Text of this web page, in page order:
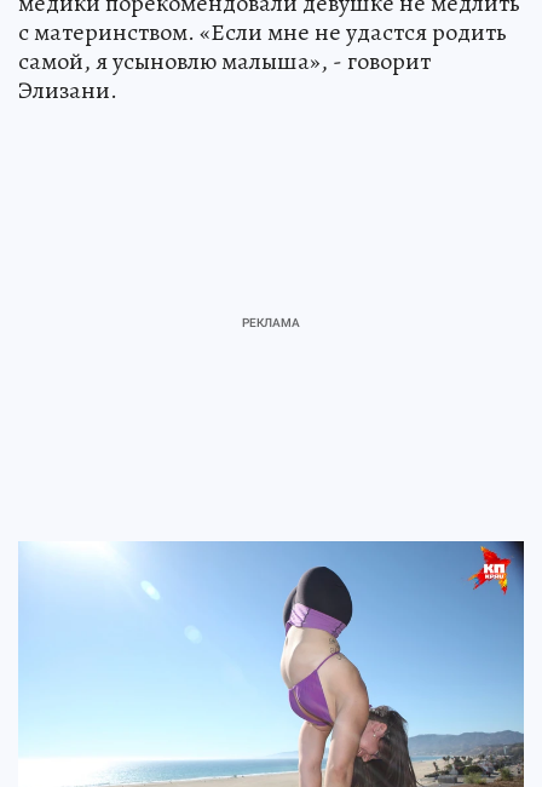
с материнством. «Если мне не удастся родить
самой, я усыновлю малыша», - говорит
Элизани.